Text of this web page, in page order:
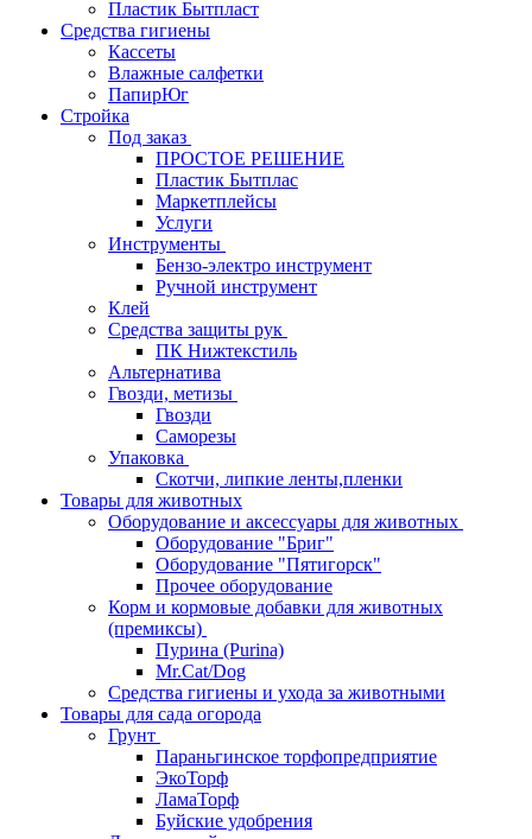
Пластик Бытпласт
Средства гигиены
Кассеты
Влажные салфетки
ПапирЮг
Стройка
Под заказ
ПРОСТОЕ РЕШЕНИЕ
Пластик Бытплас
Маркетплейсы
Услуги
Инструменты
Бензо-электро инструмент
Ручной инструмент
Клей
Средства защиты рук
ПК Нижтекстиль
Альтернатива
Гвозди, метизы
Гвозди
Саморезы
Упаковка
Скотчи, липкие ленты,пленки
Товары для животных
Оборудование и аксессуары для животных
Оборудование "Бриг"
Оборудование "Пятигорск"
Прочее оборудование
Корм и кормовые добавки для животных
(премиксы)
Пурина (Purina)
Mr.Cat/Dog
Средства гигиены и ухода за животными
Товары для сада огорода
Грунт
Параньгинское торфопредприятие
ЭкоТорф
ЛамаТорф
Буйские удобрения